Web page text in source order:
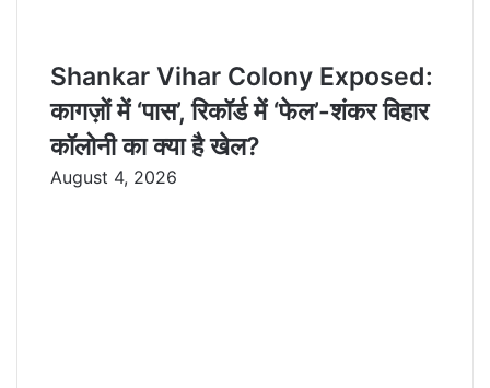
Shankar Vihar Colony Exposed:
कागज़ों में ‘पास’, रिकॉर्ड में ‘फेल’-शंकर विहार
कॉलोनी का क्या है खेल?
August 4, 2026